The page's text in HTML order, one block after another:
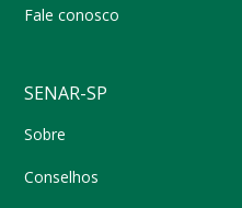
Fale conosco
SENAR-SP
Sobre
Conselhos